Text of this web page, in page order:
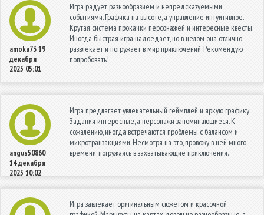
amoka7319
декабря
2025 05:01
Игра радует разнообразием и непредсказуемыми
событиями. Графика на высоте, а управление интуитивное.
Крутая система прокачки персонажей и интересные квесты.
Иногда быстрая игра надоедает, но в целом она отлично
развлекает и погружает в мир приключений. Рекомендую
попробовать!
angus50860
14 декабря
2025 10:02
Игра предлагает увлекательный геймплей и яркую графику.
Задания интересные, а персонажи запоминающиеся. К
сожалению, иногда встречаются проблемы с балансом и
микротранзакциями. Несмотря на это, провожу в ней много
времени, погружаясь в захватывающие приключения.
Игра завлекает оригинальным сюжетом и красочной